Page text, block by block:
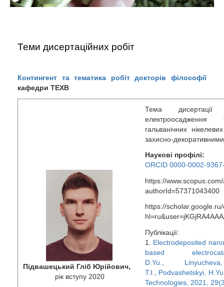
Теми дисертаційних робіт
Контингент та тематика робіт докторів філософії
кафедри ТЕХВ
Підвашецький Гліб Юрійович,
рік вступу 2020
Тема дисертації
електроосадження
гальванічних
захисно-
Наукові профілі:
ORCID 0000-0002-
https://
authorId=57371043400
https://
Публікації:
1. Electrodeposited
based
D.Yu.,
T.I., Podvashetskyi,
Technologies, 2021,